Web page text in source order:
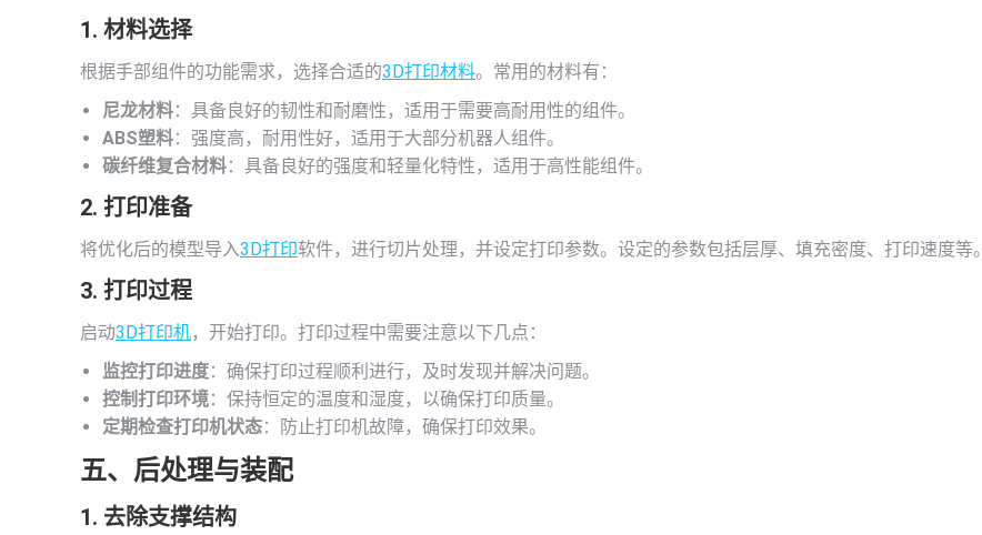
1. 材料选择
根据手部组件的功能需求，选择合适的3D打印材料。常用的材料有：
尼龙材料：具备良好的韧性和耐磨性，适用于需要高耐用性的组件。
ABS塑料：强度高，耐用性好，适用于大部分机器人组件。
碳纤维复合材料：具备良好的强度和轻量化特性，适用于高性能组件。
2. 打印准备
将优化后的模型导入3D打印软件，进行切片处理，并设定打印参数。设定的参数包括层厚、填充密度、打印速度等。
3. 打印过程
启动3D打印机，开始打印。打印过程中需要注意以下几点：
监控打印进度：确保打印过程顺利进行，及时发现并解决问题。
控制打印环境：保持恒定的温度和湿度，以确保打印质量。
定期检查打印机状态：防止打印机故障，确保打印效果。
五、后处理与装配
1. 去除支撑结构